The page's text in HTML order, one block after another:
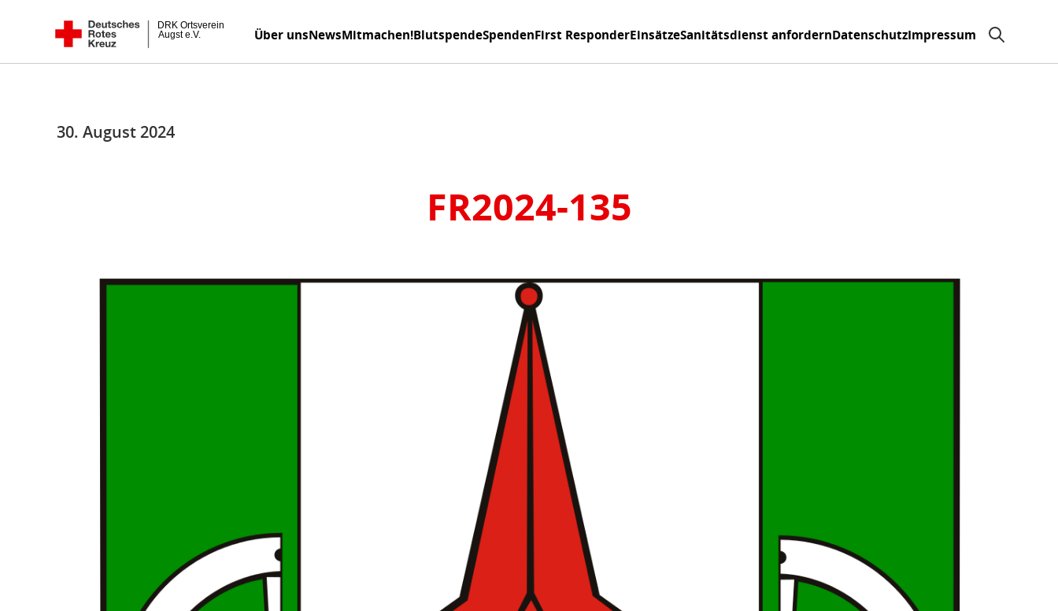
DRK Ortsverein Augst e.V. Über unsNewsMitmachen!BlutspendeSpendenFirst ResponderEinsätzeSanitätsdienst anfordernDatenschutzImpressum
30. August 2024
FR2024-135